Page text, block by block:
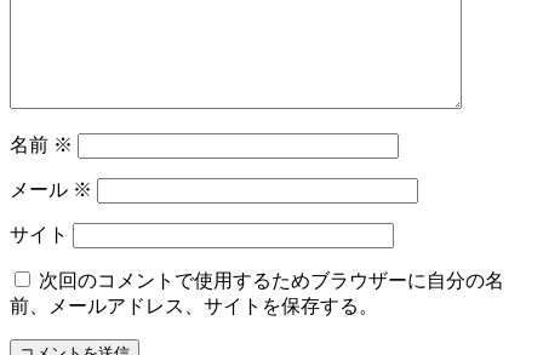
名前 ※
メール ※
サイト
次回のコメントで使用するためブラウザーに自分の名
前、メールアドレス、サイトを保存する。